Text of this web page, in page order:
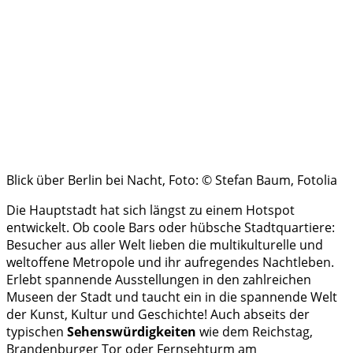
Blick über Berlin bei Nacht, Foto: © Stefan Baum, Fotolia
Die Hauptstadt hat sich längst zu einem Hotspot
entwickelt. Ob coole Bars oder hübsche Stadtquartiere:
Besucher aus aller Welt lieben die multikulturelle und
weltoffene Metropole und ihr aufregendes Nachtleben.
Erlebt spannende Ausstellungen in den zahlreichen
Museen der Stadt und taucht ein in die spannende Welt
der Kunst, Kultur und Geschichte! Auch abseits der
typischen Sehenswürdigkeiten wie dem Reichstag,
Brandenburger Tor oder Fernsehturm am